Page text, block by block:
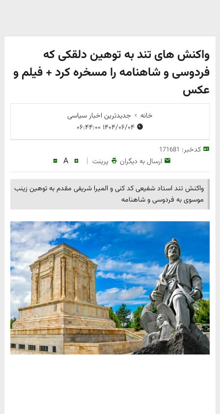
واکنش های تند به توهین دلقکی که
فردوسی و شاهنامه را مسخره کرد + فیلم و
عکس
خانه
جدیدترین اخبار سیاسی
۱۴۰۴/۰۶/۰۴ ۰۶:۴۴:۰۰
کدخبر: 171681
ارسال به دیگران پرینت |
A
واکنش تند استاد شفیعی کد کنی و المیرا شریفی مقدم به توهین زینب
موسوی به فردوسی و شاهنامه